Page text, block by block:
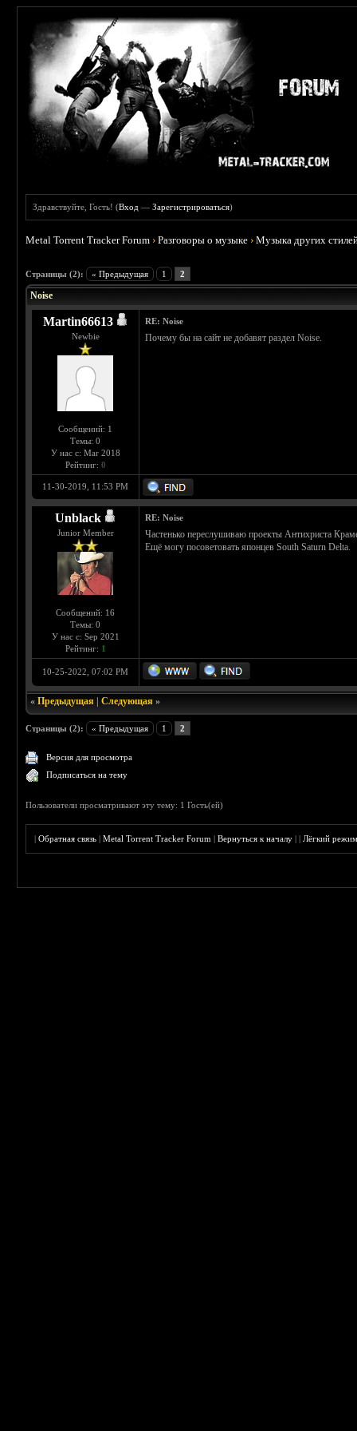
Здравствуйте, Гость! (Вход —Зарегистрироваться)
Metal Torrent Tracker Forum ›Разговоры о музыке ›Музыка других
Страницы (2): « Предыдущая 1 2
Noise
Martin66613
Newbie
Сообщений: 1
Темы: 0
У нас с: Mar 2018
Рейтинг: 0
RE: Noise
Почему бы на сайт не добавят раздел Noise.
11-30-2019, 11:53 PM
Unblack
Junior Member
Сообщений: 16
Темы: 0
У нас с: Sep 2021
Рейтинг: 1
RE: Noise
Частенько переслушиваю проекты Антихриста
Ещё могу посоветовать японцев South Saturn Delta.
10-25-2022, 07:02 PM
«Предыдущая |Следующая »
Страницы (2): « Предыдущая 1 2
Версия для просмотра
Подписаться на тему
Пользователи просматривают эту тему: 1 Гость(ей)
|Обратная связь |Metal Torrent Tracker Forum |Вернуться к началу ||Лёгкий